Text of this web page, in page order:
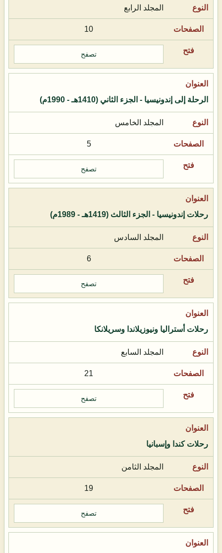
المجلد الرابع
10
تصفح
الرحلة إلى إندونيسيا - الجزء الثاني (1410هـ - 1990م)
المجلد الخامس
5
تصفح
رحلات إندونيسيا - الجزء الثالث (1419هـ - 1989م)
المجلد السادس
6
تصفح
رحلات أستراليا ونيوزيلاندا وسريلانكا
المجلد السابع
21
تصفح
رحلات كندا وإسبانيا
المجلد الثامن
19
تصفح